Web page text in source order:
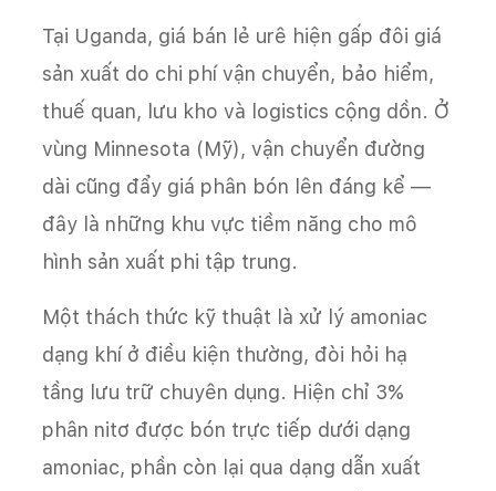
Tại Uganda, giá bán lẻ urê hiện gấp đôi giá
sản xuất do chi phí vận chuyển, bảo hiểm,
thuế quan, lưu kho và logistics cộng dồn. Ở
vùng Minnesota (Mỹ), vận chuyển đường
dài cũng đẩy giá phân bón lên đáng kể —
đây là những khu vực tiềm năng cho mô
hình sản xuất phi tập trung.
Một thách thức kỹ thuật là xử lý amoniac
dạng khí ở điều kiện thường, đòi hỏi hạ
tầng lưu trữ chuyên dụng. Hiện chỉ 3%
phân nitơ được bón trực tiếp dưới dạng
amoniac, phần còn lại qua dạng dẫn xuất